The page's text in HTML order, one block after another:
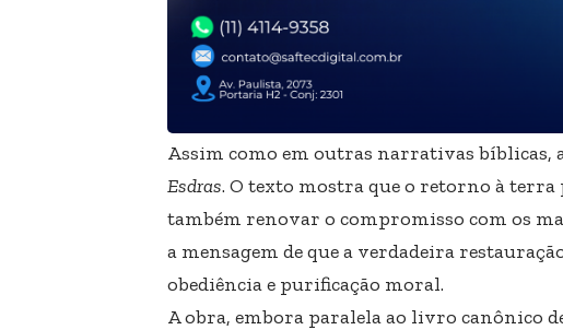
Assim como em outras narrativas bíblicas,
Esdras. O texto mostra que o retorno à
também renovar o compromisso com os
a mensagem de que a verdadeira
obediência e purificação moral.
A obra, embora paralela ao livro canônico